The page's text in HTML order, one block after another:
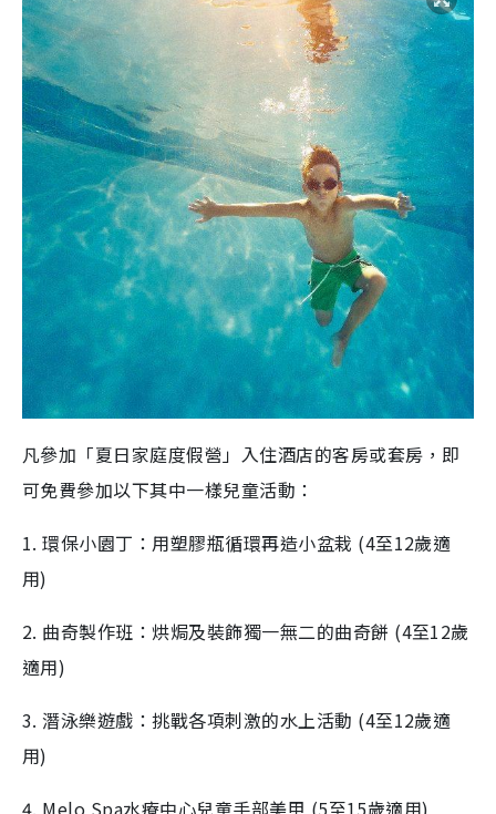
凡參加「夏日家庭度假營」入住酒店的客房或套房，即
可免費參加以下其中一樣兒童活動：
1. 環保小園丁：用塑膠瓶循環再造小盆栽 (4至12歲適
用)
2. 曲奇製作班：烘焗及裝飾獨一無二的曲奇餅 (4至12歲
適用)
3. 潛泳樂遊戲：挑戰各項刺激的水上活動 (4至12歲適
用)
4. Melo Spa水療中心兒童手部美甲 (5至15歲適用)